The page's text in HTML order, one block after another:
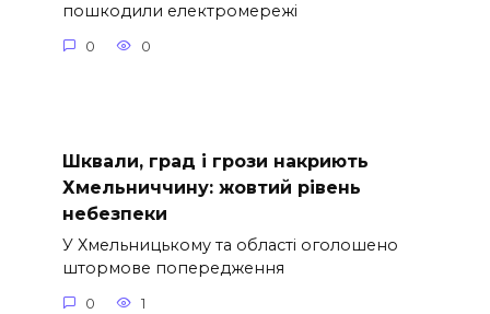
пошкодили електромережі
0 0
Шквали, град і грози накриють
Хмельниччину: жовтий рівень
небезпеки
У Хмельницькому та області оголошено
штормове попередження
0 1